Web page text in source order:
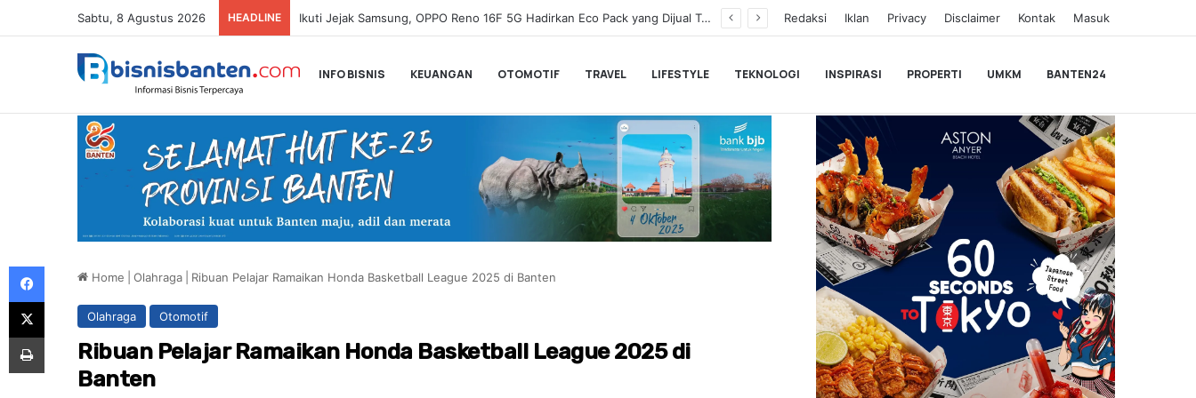
Sabtu, 8 Agustus 2026 HEADLINE Wamenkeu Juda Agung Optimis Ekonomi Tumbuh Kuat dan Fiskal Tetap Terjaga di Tengah Ketidakpastian Global Redaksi Iklan Privacy Disclaimer Kontak Masuk
INFO BISNIS KEUANGAN OTOMOTIF TRAVEL LIFESTYLE TEKNOLOGI INSPIRASI PROPERTI UMKM BANTEN24
Home Olahraga Ribuan Pelajar Ramaikan Honda Basketball League 2025 di Banten
Olahraga Otomotif
Ribuan Pelajar Ramaikan Honda Basketball League 2025 di
Banten